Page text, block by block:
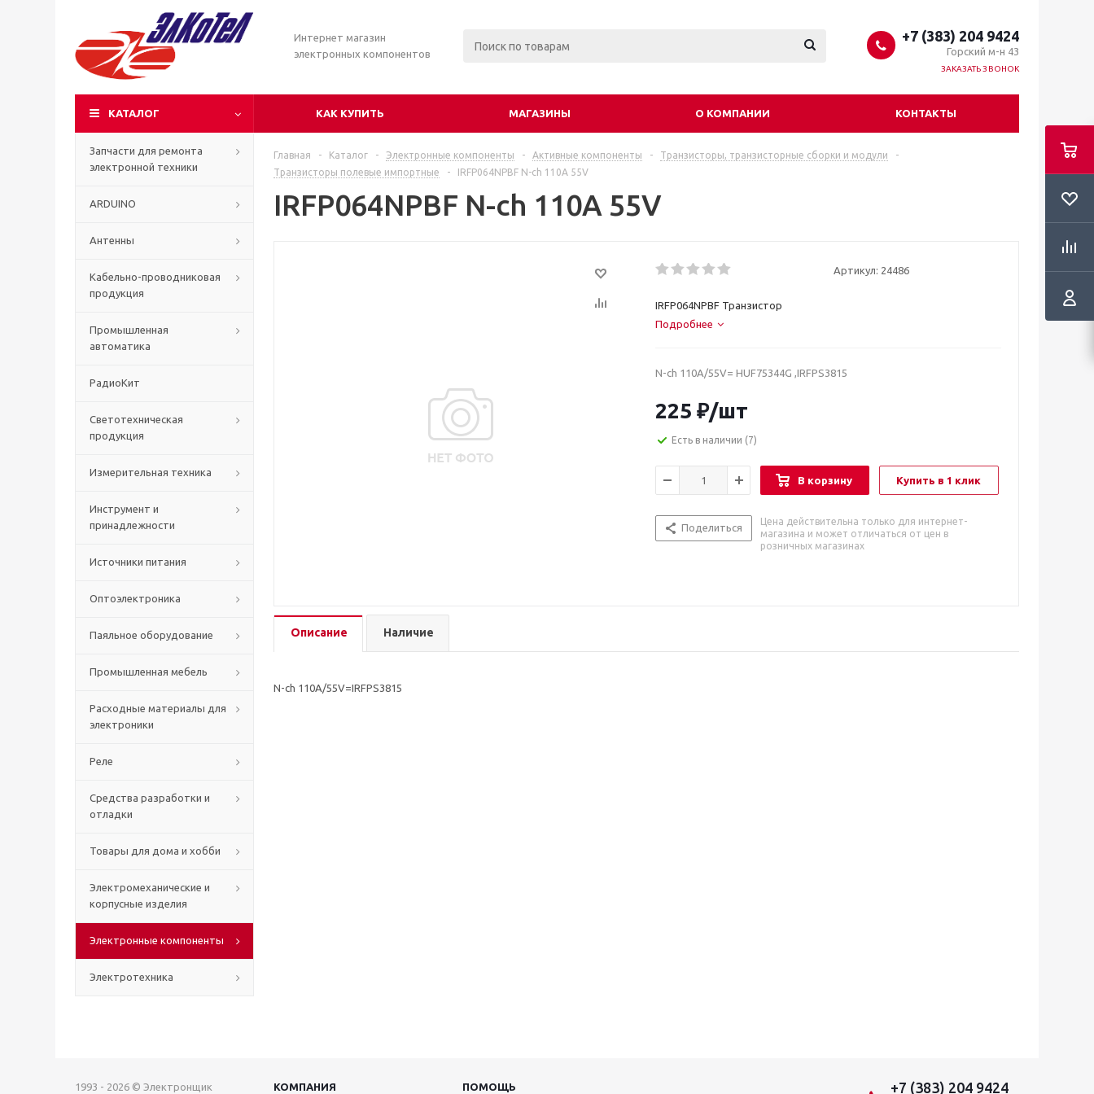
Интернет магазин
электронных компонентов
+7 (383) 204 9424
Горский м-н 43
ЗАКАЗАТЬ ЗВОНОК
КАТАЛОГ КАК КУПИТЬ МАГАЗИНЫ О КОМПАНИИ КОНТАКТЫ
Запчасти для ремонта
электронной техники
ARDUINO
Антенны
Кабельно-проводниковая
продукция
Промышленная
автоматика
РадиоКит
Светотехническая
продукция
Измерительная техника
Инструмент и
принадлежности
Источники питания
Оптоэлектроника
Паяльное оборудование
Промышленная мебель
Расходные материалы для
электроники
Реле
Средства разработки и
отладки
Товары для дома и хобби
Электромеханические и
корпусные изделия
Электронные компоненты
Электротехника
Главная - Каталог - Электронные компоненты - Активные компоненты - Транзисторы, транзисторные сборки и модули
-
Транзисторы полевые импортные
- IRFP064NPBF N-ch 110A 55V
IRFP064NPBF N-ch 110A 55V
Артикул: 24486
IRFP064NPBF Транзистор
Подробнее
N-ch 110A/55V= HUF75344G ,IRFPS3815
225 ₽/шт
Есть в наличии (7)
В корзину Купить в 1 клик
Поделиться
Цена действительна только для интернет-
магазина и может отличаться от цен в
розничных магазинах
Описание Наличие
N-ch 110A/55V=IRFPS3815
1993 - 2026 © Электронщик КОМПАНИЯ ПОМОЩЬ +7 (383) 204 9424